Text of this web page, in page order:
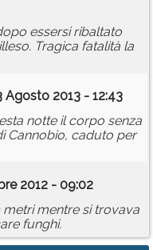
essersi ribaltato
Tragica fatalità la
Agosto 2013 - 12:43
notte il corpo senza
Cannobio, caduto per
2012 - 09:02
mentre si trovava
funghi.